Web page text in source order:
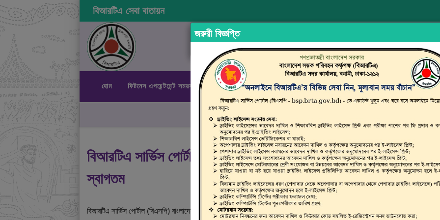
বিআরটিএ সেবা বাতায়ন
হোম ফিটনেস এপয়েন্টমেন্ট সময়সূচী রাইড শেয়ারিং অভিযোগ/মতামত দিন ইউজার ম্যানুয়াল
ছাত্র জনতার
জরুরী বিজ্ঞপ্তি
বিআরটিএ সার্ভিস পোর্টালে
স্বাগতম
বিআরটিএ সার্ভিস পোর্টাল (বিএসপি) বাংলাদেশ রোড ট্রান্সপোর্ট অথরিটি (বিআরটিএ)